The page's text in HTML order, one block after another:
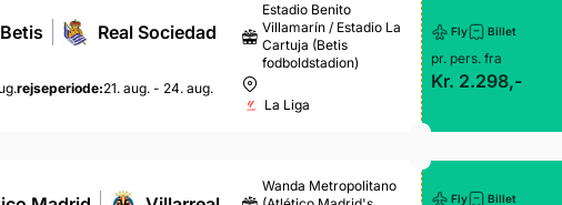
Real Sociedad
rejseperiode:21. aug. - 24. aug.
Estadio Benito
Villamarín / Estadio La
Cartuja (Betis
fodboldstadion)
La Liga
Fly Billet
pr. pers. fra
Kr. 2.298,-
Wanda Metropolitano
Fly Billet